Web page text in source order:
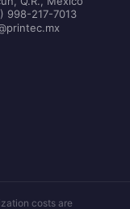
998-217-7013
costs are